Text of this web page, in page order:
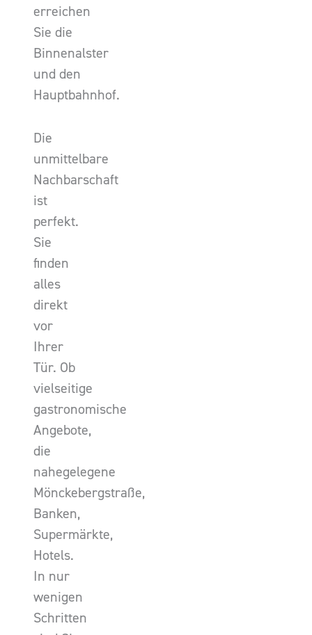
erreichen
Sie die
Binnenalster
und den
Hauptbahnhof.
Die
unmittelbare
Nachbarschaft
ist
perfekt.
Sie
finden
alles
direkt
vor
Ihrer
Tür. Ob
vielseitige
gastronomische
Angebote,
die
nahegelegene
Mönckebergstraße,
Banken,
Supermärkte,
Hotels.
In nur
wenigen
Schritten